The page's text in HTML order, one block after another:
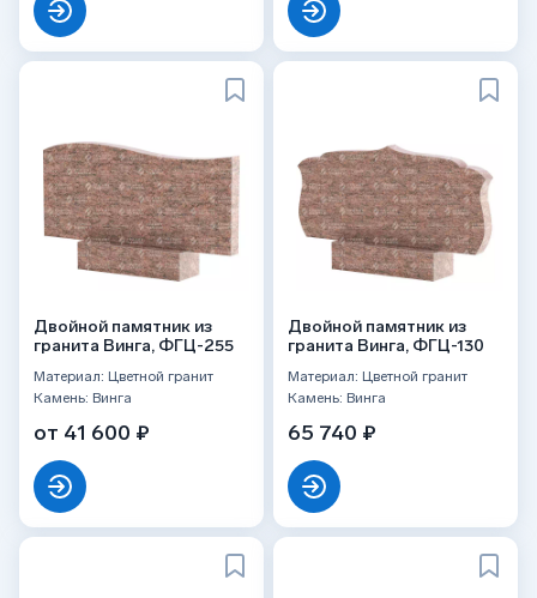
Двойной памятник из
гранита Винга, ФГЦ-255
Материал: Цветной гранит
Камень: Винга
от 41 600 ₽
Двойной памятник из
гранита Винга, ФГЦ-130
Материал: Цветной гранит
Камень: Винга
65 740 ₽